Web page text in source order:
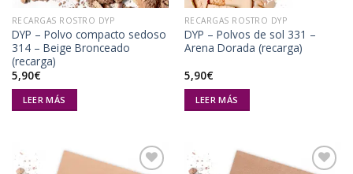
RECARGAS ROSTRO DYP
DYP – Polvo compacto sedoso
314 – Beige Bronceado
(recarga)
5,90€
LEER MÁS
RECARGAS ROSTRO DYP
DYP – Polvos de sol 331 –
Arena Dorada (recarga)
5,90€
LEER MÁS